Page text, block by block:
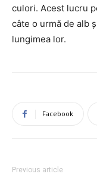
culori. Acest lucru
câte o urmă de alb
lungimea lor.
Facebook
Previous article